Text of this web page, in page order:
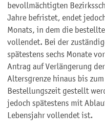
bevollmächtigten
Jahre befristet, endet
Monats, in dem die
vollendet. Bei der
spätestens sechs Monate
Antrag auf Verlängerung
Altersgrenze hinaus bis
Bestellungszeit gestellt
jedoch spätestens mit
Lebensjahr vollendet ist.